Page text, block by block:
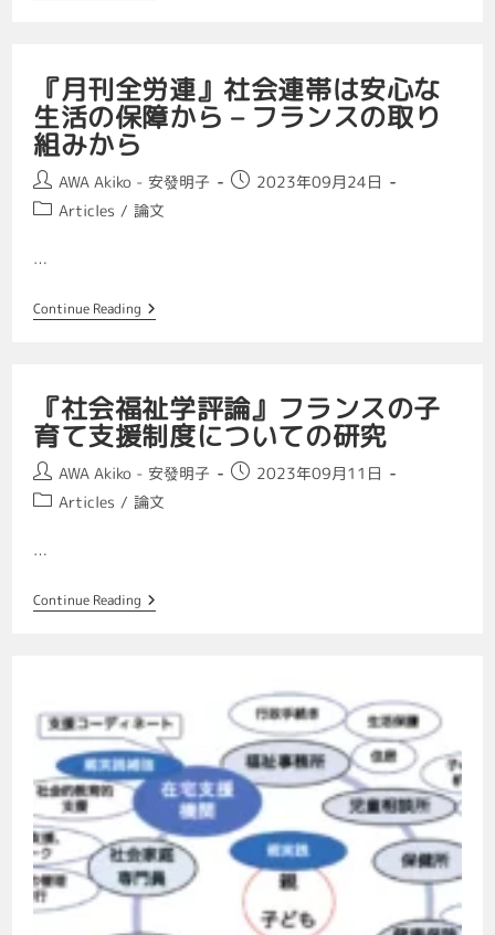
『月刊全労連』社会連帯は安心な
生活の保障から – フランスの取り
組みから
AWA Akiko - 安發明子
2023年09月24日
Articles / 論文
…
Continue Reading
『社会福祉学評論』フランスの子
育て支援制度についての研究
AWA Akiko - 安發明子
2023年09月11日
Articles / 論文
…
Continue Reading